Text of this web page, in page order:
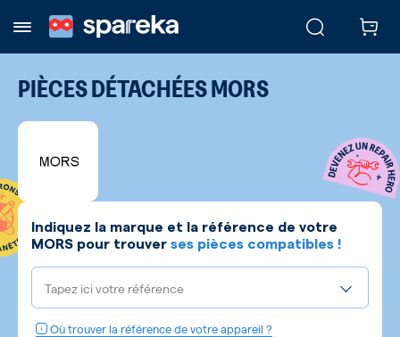
PIÈCES DÉTACHÉESMORS
Indiquez la marque et la référence de votre
MORS pour trouver ses pièces compatibles !
Tapez ici votre référence
Où trouver la référence de votre appareil ?